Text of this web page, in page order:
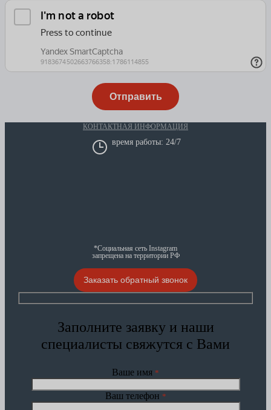
КОНТАКТНАЯ ИНФОРМАЦИЯ
время работы: 24/7
*Социальная сеть Instagram
запрещена на территории РФ
Заказать обратный звонок
Заполните заявку и наши
специалисты свяжутся с Вами
Ваше имя *
Ваш телефон *